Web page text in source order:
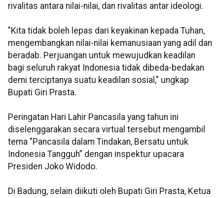
rivalitas antara nilai-nilai, dan rivalitas antar ideologi.
"Kita tidak boleh lepas dari keyakinan kepada Tuhan,
mengembangkan nilai-nilai kemanusiaan yang adil dan
beradab. Perjuangan untuk mewujudkan keadilan
bagi seluruh rakyat Indonesia tidak dibeda-bedakan
demi terciptanya suatu keadilan sosial," ungkap
Bupati Giri Prasta.
Peringatan Hari Lahir Pancasila yang tahun ini
diselenggarakan secara virtual tersebut mengambil
tema "Pancasila dalam Tindakan, Bersatu untuk
Indonesia Tangguh” dengan inspektur upacara
Presiden Joko Widodo.
Di Badung, selain diikuti oleh Bupati Giri Prasta, Ketua